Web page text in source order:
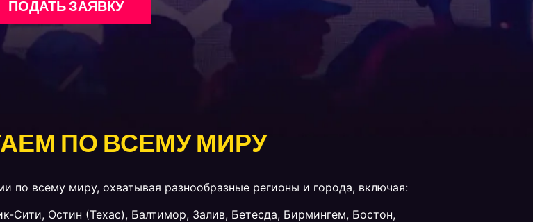
ПОДАТЬ ЗАЯВКУ
ПО ВСЕМУ МИРУ
по всему миру, охватывая разнообразные регионы и города, включая:
Сити, Остин (Техас), Балтимор, Залив, Бетесда, Бирмингем, Бостон,